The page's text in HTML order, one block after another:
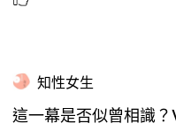
知性女生
這一幕是否似曾相識